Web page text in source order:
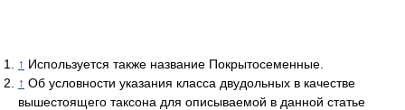
↑ Используется также название Покрытосеменные.
↑ Об условности указания класса двудольных в качестве
вышестоящего таксона для описываемой в данной статье